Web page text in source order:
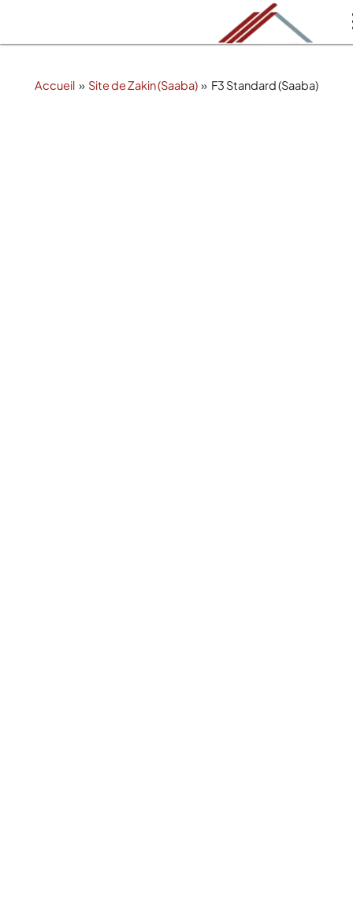
contenu
Accueil Site de Zakin (Saaba) F3 Standard (Saaba)